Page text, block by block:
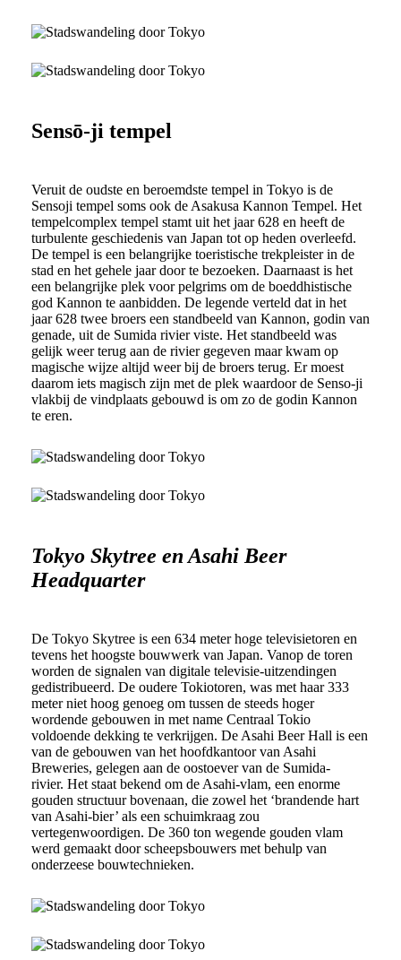
Sensō-ji tempel
Veruit de oudste en beroemdste tempel in Tokyo is de
Sensoji tempel soms ook de Asakusa Kannon Tempel. Het
tempelcomplex tempel stamt uit het jaar 628 en heeft de
turbulente geschiedenis van Japan tot op heden overleefd.
De tempel is een belangrijke toeristische trekpleister in de
stad en het gehele jaar door te bezoeken. Daarnaast is het
een belangrijke plek voor pelgrims om de boeddhistische
god Kannon te aanbidden. De legende verteld dat in het
jaar 628 twee broers een standbeeld van Kannon, godin van
genade, uit de Sumida rivier viste. Het standbeeld was
gelijk weer terug aan de rivier gegeven maar kwam op
magische wijze altijd weer bij de broers terug. Er moest
daarom iets magisch zijn met de plek waardoor de Senso-ji
vlakbij de vindplaats gebouwd is om zo de godin Kannon
te eren.
Tokyo Skytree en Asahi Beer
Headquarter
De Tokyo Skytree is een 634 meter hoge televisietoren en
tevens het hoogste bouwwerk van Japan. Vanop de toren
worden de signalen van digitale televisie-uitzendingen
gedistribueerd. De oudere Tokiotoren, was met haar 333
meter niet hoog genoeg om tussen de steeds hoger
wordende gebouwen in met name Centraal Tokio
voldoende dekking te verkrijgen. De Asahi Beer Hall is een
van de gebouwen van het hoofdkantoor van Asahi
Breweries, gelegen aan de oostoever van de Sumida-
rivier. Het staat bekend om de Asahi-vlam, een enorme
gouden structuur bovenaan, die zowel het ‘brandende hart
van Asahi-bier’ als een schuimkraag zou
vertegenwoordigen. De 360 ​​ton wegende gouden vlam
werd gemaakt door scheepsbouwers met behulp van
onderzeese bouwtechnieken.